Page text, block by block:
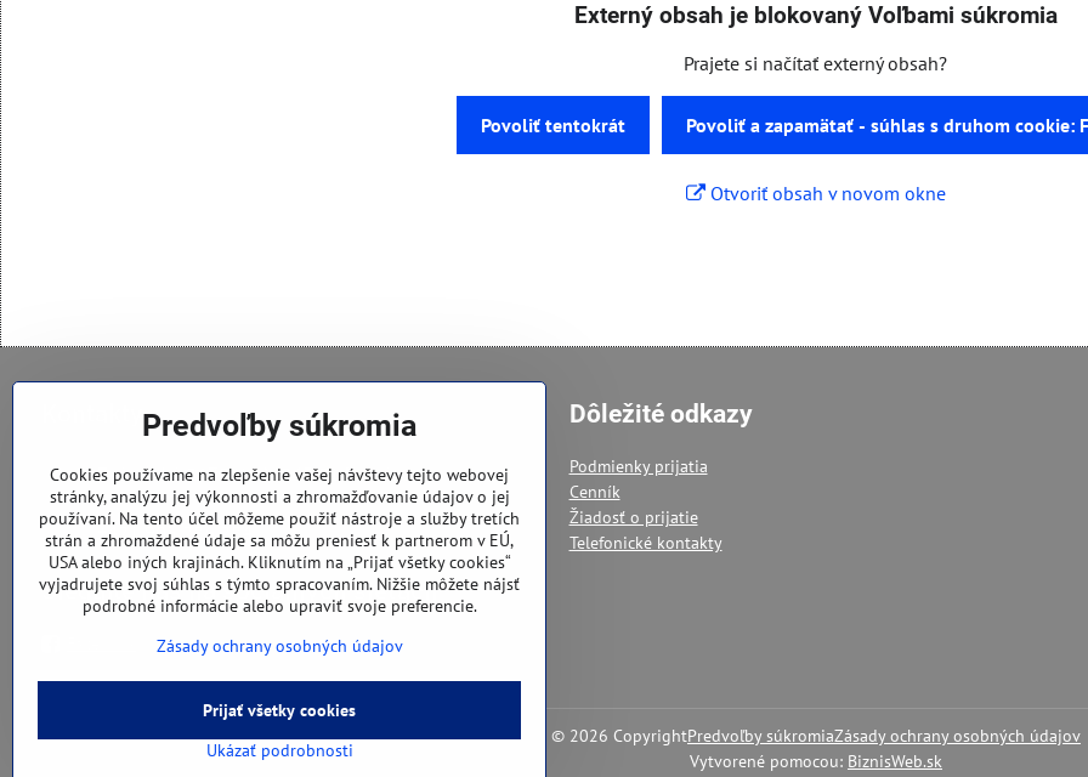
Externý obsah je blokovaný Voľbami súkromia
Prajete si načítať externý obsah?
Povoliť tentokrát Povoliť a zapamätať - súhlas s druhom cookie:
Otvoriť obsah v novom okne
Zváračská 2678/19A, 945 01 Komárno
+421 903 286 284
Sledujte nás na sociálnych sieťach
Dôležité odkazy
Podmienky prijatia
Cenník
Žiadosť o prijatie
Telefonické kontakty
© 2026 CopyrightPredvoľby súkromiaZásady ochrany osobných údajov
Vytvorené pomocou: BiznisWeb.sk
Predvoľby súkromia
Cookies používame na zlepšenie vašej návštevy tejto webovej
stránky, analýzu jej výkonnosti a zhromažďovanie údajov o jej
používaní. Na tento účel môžeme použiť nástroje a služby tretích
strán a zhromaždené údaje sa môžu preniesť k partnerom v EÚ,
USA alebo iných krajinách. Kliknutím na „Prijať všetky cookies“
vyjadrujete svoj súhlas s týmto spracovaním. Nižšie môžete nájsť
podrobné informácie alebo upraviť svoje preferencie.
Zásady ochrany osobných údajov
Ukázať podrobnosti
Prijať všetky cookies